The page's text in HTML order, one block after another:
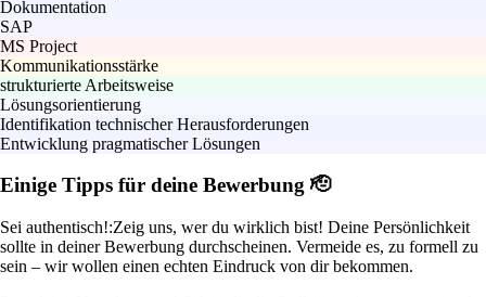
Dokumentation
SAP
MS Project
Kommunikationsstärke
strukturierte Arbeitsweise
Lösungsorientierung
Identifikation technischer Herausforderungen
Entwicklung pragmatischer Lösungen
Einige Tipps für deine Bewerbung 🫡
Sei authentisch!:Zeig uns, wer du wirklich bist! Deine Persönlichkeit
sollte in deiner Bewerbung durchscheinen. Vermeide es, zu formell zu
sein – wir wollen einen echten Eindruck von dir bekommen.